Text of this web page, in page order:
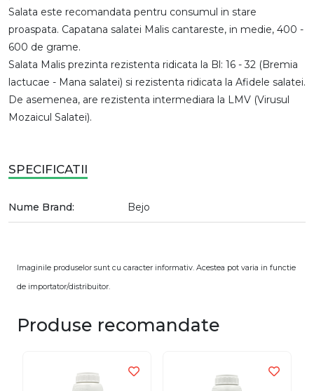
Salata este recomandata pentru consumul in stare
proaspata. Capatana salatei Malis cantareste, in medie, 400 -
600 de grame.
Salata Malis prezinta rezistenta ridicata la Bl: 16 - 32 (Bremia
lactucae - Mana salatei) si rezistenta ridicata la Afidele salatei.
De asemenea, are rezistenta intermediara la LMV (Virusul
Mozaicul Salatei).
SPECIFICATII
Nume Brand: Bejo
Imaginile produselor sunt cu caracter informativ. Acestea pot varia in functie
de importator/distribuitor.
Produse recomandate